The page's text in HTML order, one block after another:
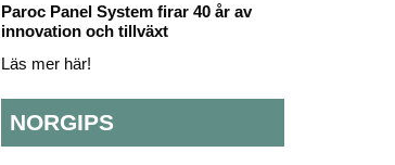
Paroc Panel System firar 40 år av
innovation och tillväxt
Läs mer här!
NORGIPS